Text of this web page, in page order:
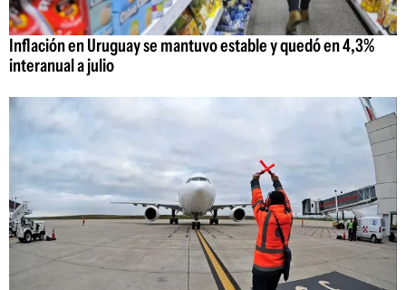
Inflación en Uruguay se mantuvo estable y quedó en 4,3%
interanual a julio